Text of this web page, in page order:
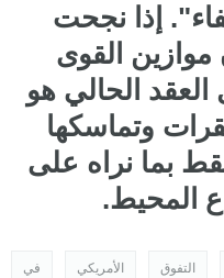
إذا نجحت
القوى
الحالي هو
وتماسكها
بما نراه على
المحيط.
التفوق الأمريكي في